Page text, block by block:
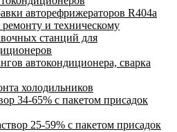
авторефрижераторов R404a
и техническому
станций для
автокондиционера, сварка
холодильников
34-65% с пакетом присадок
25-59% с пакетом присадок